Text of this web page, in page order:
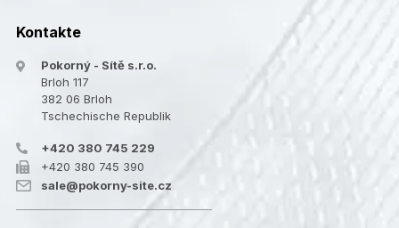
Kontakte
Pokorný - Sítě s.r.o.
Brloh 117
382 06 Brloh
Tschechische Republik
+420 380 745 229
+420 380 745 390
sale@pokorny-site.cz